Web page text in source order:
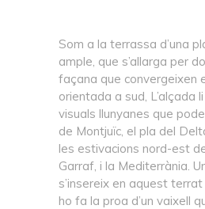
Som a la terrassa d’una
ample, que s’allarga per
façana que convergeixen
orientada a sud, L’alçada
visuals llunyanes que
de Montjuïc, el pla del
les estivacions nord-est
Garraf, i la Mediterrània.
s’insereix en aquest
ho fa la proa d’un vaixell